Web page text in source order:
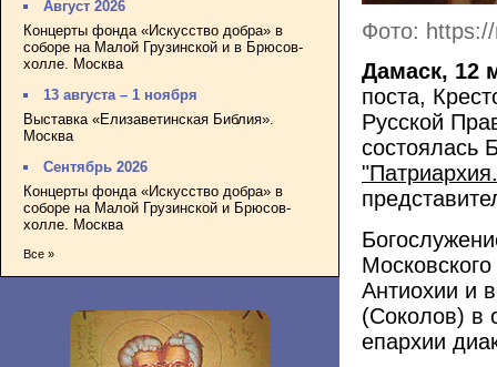
Август 2026
Концерты фонда «Искусство добра» в
соборе на Малой Грузинской и в Брюсов-
холле. Москва
13 августа – 1 ноября
Выставка «Елизаветинская Библия».
Москва
Сентябрь 2026
Концерты фонда «Искусство добра» в
соборе на Малой Грузинской и Брюсов-
холле. Москва
Все »
Фото:
Дамаск, 12
поста,
Русской
состоялась
Антиохии и
(Соколов) в
епархии